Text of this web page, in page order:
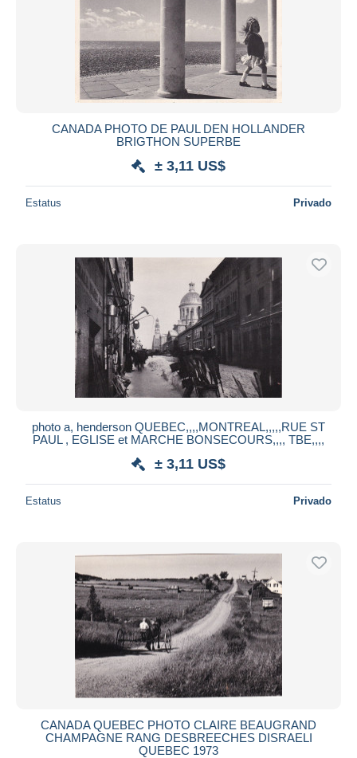
CANADA PHOTO DE PAUL DEN HOLLANDER
BRIGTHON SUPERBE
± 3,11 US$
Estatus Privado
photo a, henderson QUEBEC,,,,MONTREAL,,,,,RUE ST
PAUL , EGLISE et MARCHE BONSECOURS,,,, TBE,,,,
± 3,11 US$
Estatus Privado
CANADA QUEBEC PHOTO CLAIRE BEAUGRAND
CHAMPAGNE RANG DESBREECHES DISRAELI
QUEBEC 1973